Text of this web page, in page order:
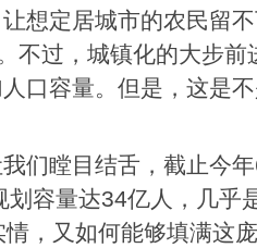
想定居城市的农民留
不过，城镇化的大步
口容量。但是，这是
们瞠目结舌，截止今
划容量达34亿人，几乎
，又如何能够填满这